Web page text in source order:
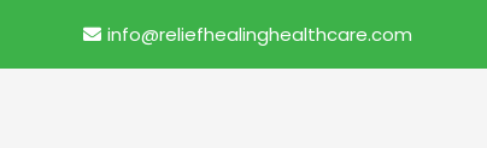
info@reliefhealinghealthcare.com